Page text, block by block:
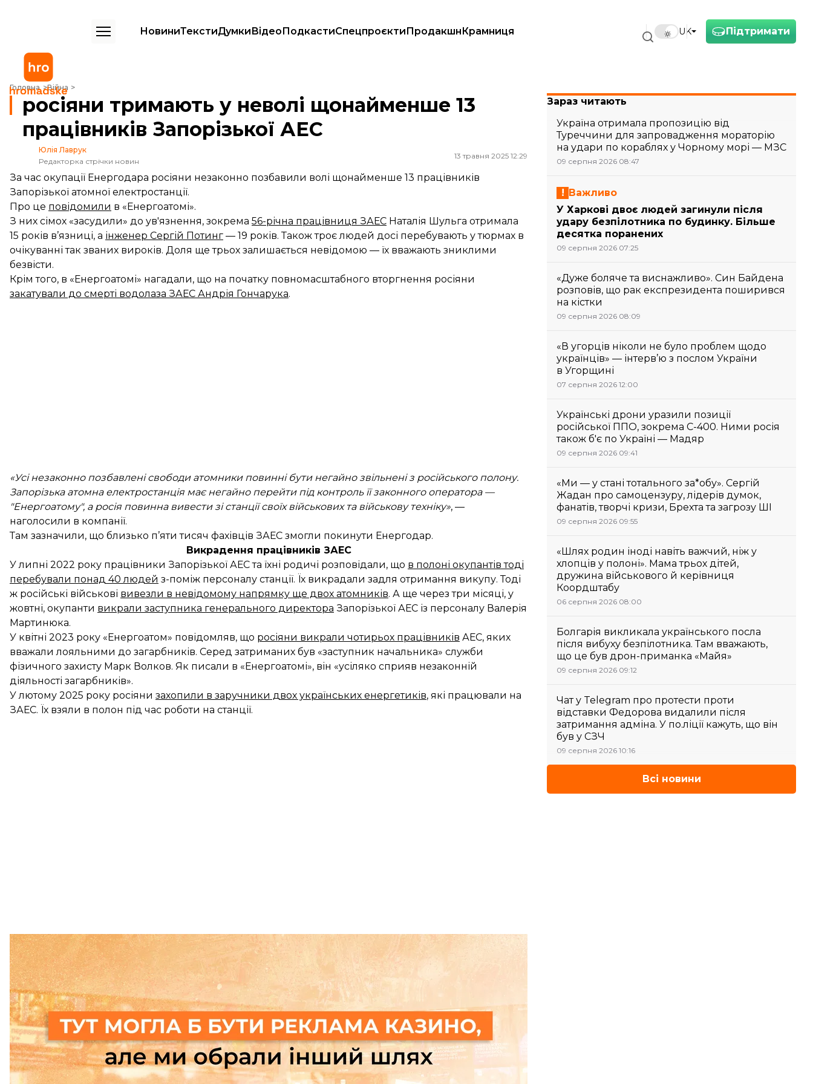
Підтримати
UK
НовиниТекстиДумкиВідеоПодкастиСпецпроєктиПродакшнКрамниця
Головна Війна
росіяни тримають у неволі щонайменше 13 працівників Запорізької АЕС
росіяни тримають у неволі щонайменше 13
працівників Запорізької АЕС
Юлія Лаврук
Редакторка стрічки новин
13 травня 2025 12:29
За час окупації Енергодара росіяни незаконно позбавили волі щонайменше 13 працівників
Запорізької атомної електростанції.
Про це повідомили в «Енергоатомі».
З них сімох «засудили» до ув'язнення, зокрема 56-річна працівниця ЗАЕС Наталія Шульга отримала
15 років в’язниці, а інженер Сергій Потинг — 19 років. Також троє людей досі перебувають у тюрмах в
очікуванні так званих вироків. Доля ще трьох залишається невідомою — їх вважають зниклими
безвісти.
Крім того, в «Енергоатомі» нагадали, що на початку повномасштабного вторгнення росіяни
закатували до смерті водолаза ЗАЕС Андрія Гончарука.
«Усі незаконно позбавлені свободи атомники повинні бути негайно звільнені з російського полону.
Запорізька атомна електростанція має негайно перейти під контроль її законного оператора —
"Енергоатому", а росія повинна вивести зі станції своїх військових та військову техніку», —
наголосили в компанії.
Там зазначили, що близько п’яти тисяч фахівців ЗАЕС змогли покинути Енергодар.
Викрадення працівників ЗАЕС
У липні 2022 року працівники Запорізької АЕС та їхні родичі розповідали, що в полоні окупантів тоді
перебували понад 40 людей з-поміж персоналу станції. Їх викрадали задля отримання викупу. Тоді
ж російські військові вивезли в невідомому напрямку ще двох атомників. А ще через три місяці, у
жовтні, окупанти викрали заступника генерального директора Запорізької АЕС із персоналу Валерія
Мартинюка.
У квітні 2023 року «Енергоатом» повідомляв, що росіяни викрали чотирьох працівників АЕС, яких
вважали лояльними до загарбників. Серед затриманих був «заступник начальника» служби
фізичного захисту Марк Волков. Як писали в «Енергоатомі», він «усіляко сприяв незаконній
діяльності загарбників».
У лютому 2025 року росіяни захопили в заручники двох українських енергетиків, які працювали на
ЗАЕС. Їх взяли в полон під час роботи на станції.
Підтримати
читайте також:
«Крики такі, ніби розривають на шматки живцем». Через що проходили і проходять працівники
ЗАЕС
Більше про: окуповані території Запорізька область російсько-українська війна Енергодар Запорізька АЕС
ЗАЕС
Зараз читають
Україна отримала пропозицію від
Туреччини для запровадження мораторію
на удари по кораблях у Чорному морі — МЗС
09 серпня 2026 08:47
Важливо
У Харкові двоє людей загинули після
удару безпілотника по будинку. Більше
десятка поранених
09 серпня 2026 07:25
«Дуже боляче та виснажливо». Син Байдена
розповів, що рак експрезидента поширився
на кістки
09 серпня 2026 08:09
«В угорців ніколи не було проблем щодо
українців» — інтерв’ю з послом України
в Угорщині
07 серпня 2026 12:00
Українські дрони уразили позиції
російської ППО, зокрема С-400. Ними росія
також б'є по Україні — Мадяр
09 серпня 2026 09:41
«Ми — у стані тотального за*обу». Сергій
Жадан про самоцензуру, лідерів думок,
фанатів, творчі кризи, Брехта та загрозу ШІ
09 серпня 2026 09:55
«Шлях родин іноді навіть важчий, ніж у
хлопців у полоні». Мама трьох дітей,
дружина військового й керівниця
Коордштабу
06 серпня 2026 08:00
Болгарія викликала українського посла
після вибуху безпілотника. Там вважають,
що це був дрон-приманка «Майя»
09 серпня 2026 09:12
Чат у Telegram про протести проти
відставки Федорова видалили після
затримання адміна. У по.ліції кажуть, що він
був у СЗЧ
09 серпня 2026 10:16
Всі новини